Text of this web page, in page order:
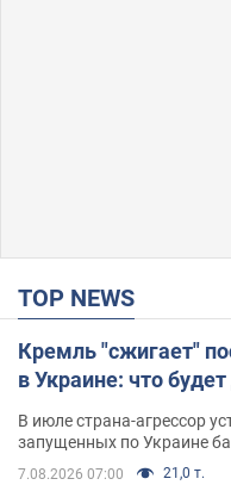
TOP NEWS
Кремль "сжигает"
в Украине: что
В июле страна-агрессор
запущенных по Украине
7.08.2026 07:00 21,0 т.